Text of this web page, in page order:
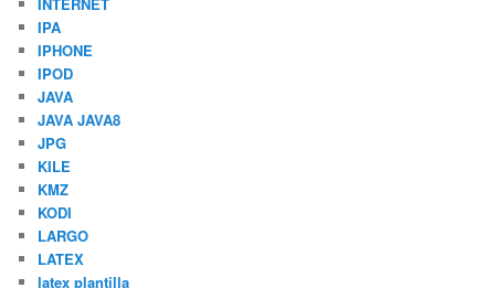
IPA
IPHONE
IPOD
JAVA
JAVA JAVA8
JPG
KILE
KMZ
KODI
LARGO
LATEX
latex plantilla